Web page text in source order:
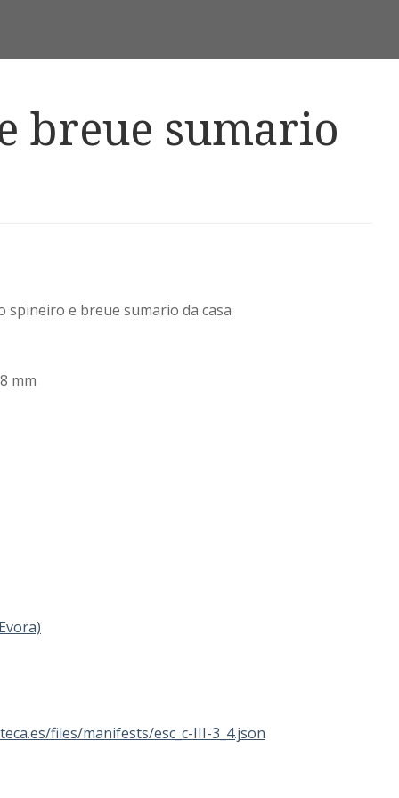
breue sumario
spineiro e breue sumario da casa
mm
files/manifests/esc_c-III-3_4.json